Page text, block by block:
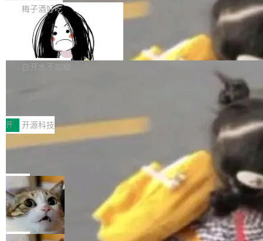
提交的编辑请求也长期处于待处理状态。 Groki
pedia 于去年底上线，定位为由人工智能生成内
容的百科平台，被马斯克视为传统众包百科网站
维基百科的替代方案。Lawfare 调查发现，无论
热门页面还是低关注度页面，均未出现近期更
是这样的：配 MessageSource 的 Bean、写 R
eloadableResourceBundleMessageSource、
声明 LocaleResolver、注册 LocaleChangeInt
erceptor…五六步之后才能看到第一行翻译文
本。 Solon 换了个方式。整个 i18n 模块围绕三
梅子酒好吃
Apache Doris 4.1 全面增强 Iceberg：
支持 UPDATE、MERGE INTO 与 Iceb
erg V3
Apache Doris 4.1 要补齐的，正是缺失的那一
半。在已有查询能力的基础上，Doris 进一步支
常维护操作，并完整支持 Iceberg V3 格式。
白开水不加糖
村国家自主创新示范区会议中心开幕。本届大会
由中关村智联软件服务业质量创新联盟主办，以
“智构可信·质创未来——AI原生时代的质量新范
式”为主题，直面AI从实验室走向规模化产业落地
的核心质量命题。会上，《2026智能研发生产力
工具选型手册》发布，Testin云测的Testin XAge
nt智能测试系统入选AI测试领域代表产品。对CI
O而言，这提示了一个转变：AI测试正在从效率
工具升级为企业的质量基础设施。 CIO面对的新
开 开源科技
让非法状态不可表示：一篇关于 ADT
有一种东西，一旦用过就回不去了。Alex Fedos
eev 管它叫"软件设计的基石"。 他说的东西不新
鲜——代数数据类型（ADT），尤其是和类型
（sum type）。但他说清楚了一件事：这不是类
型系统的学术体操，是日常编码的思维方式。 文
章从一个简单的例子切入。一个网站的深色主题
局
Cloudflare 开源内部企业 AI 平台 Clou
dflare OS
Cloudflare 发布了一个开源项目 Cloudflare O
S。如果你只看官方博客，你会觉得这是又一